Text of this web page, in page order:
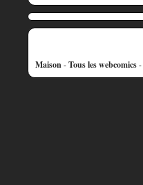
Maison-Tous les webcomics-